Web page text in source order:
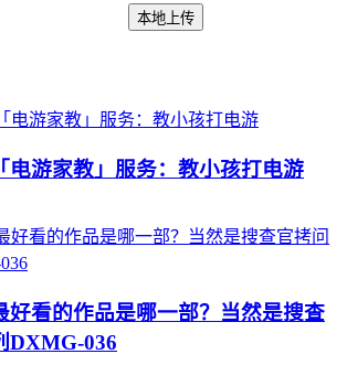
本地上传
电游家教」服务：教小孩打电游
好看的作品是哪一部？当然是搜查
DXMG-036